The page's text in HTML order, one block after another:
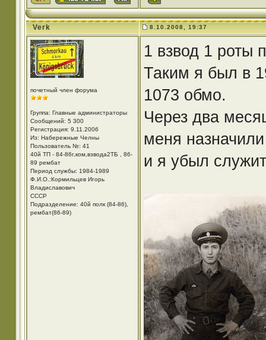
Verk 8.10.2008, 19:37
почетный член форума
Группа: Главные администраторы
Сообщений: 5 300
Регистрация: 9.11.2006
Из: Набережные Челны
Пользователь №: 41
40й ТП - 84-86г,ком,взвода2ТБ , 86-
89 рембат
Период службы: 1984-1989
Ф.И.О.:Кормильцев Игорь
Владиславович
СССР
Подразделение: 40й полк (84-86),
рембат(86-89)
1 взвод 1 роты
Таким я был в
1073 обмо.
Через два
меня
и я убыл